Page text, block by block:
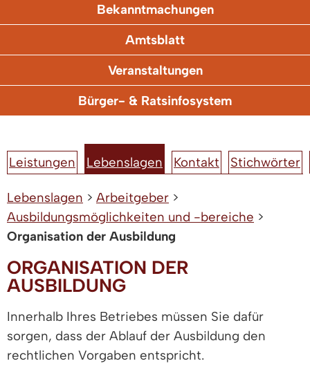
Bekanntmachungen
Amtsblatt
Veranstaltungen
Bürger- & Ratsinfosystem
Leistungen Lebenslagen Kontakt Stichwörter
Lebenslagen > Arbeitgeber >
Ausbildungsmöglichkeiten und -bereiche >
Organisation der Ausbildung
ORGANISATION DER
AUSBILDUNG
Innerhalb Ihres Betriebes müssen Sie dafür
sorgen, dass der Ablauf der Ausbildung den
rechtlichen Vorgaben entspricht.